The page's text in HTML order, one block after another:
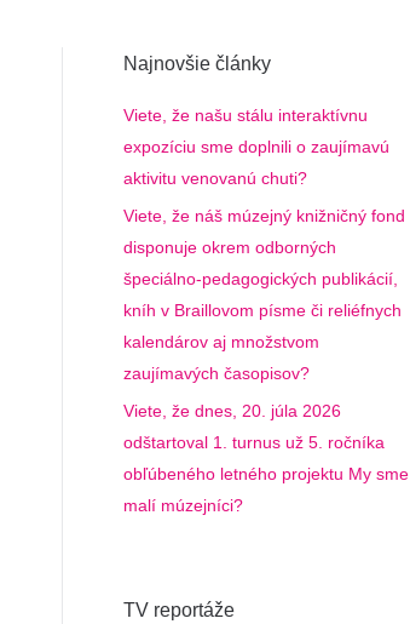
Najnovšie články
Viete, že našu stálu interaktívnu
expozíciu sme doplnili o zaujímavú
aktivitu venovanú chuti?
Viete, že náš múzejný knižničný fond
disponuje okrem odborných
špeciálno-pedagogických publikácií,
kníh v Braillovom písme či reliéfnych
kalendárov aj množstvom
zaujímavých časopisov?
Viete, že dnes, 20. júla 2026
odštartoval 1. turnus už 5. ročníka
obľúbeného letného projektu My sme
malí múzejníci?
TV reportáže